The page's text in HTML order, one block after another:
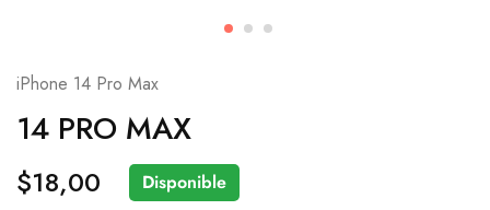
iPhone 14 Pro Max
14 PRO MAX
$18,00 Disponible